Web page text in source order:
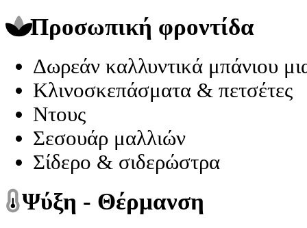
Προσωπική φροντίδα
Δωρεάν καλλυντικά μπάνιου
Κλινοσκεπάσματα & πετσέτες
Ντους
Σεσουάρ μαλλιών
Σίδερο & σιδερώστρα
Ψύξη - Θέρμανση